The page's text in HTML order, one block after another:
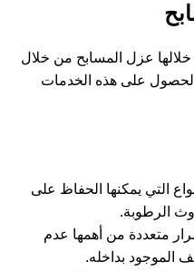
خلالها عزل المسابح من خلال
على هذه الخدمات
التي يمكنها الحفاظ على
الرطوبة.
متعددة من أهمها عدم
الموجود بداخله.